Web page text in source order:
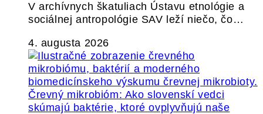
V archívnych škatuliach Ústavu etnológie a
sociálnej antropológie SAV leží niečo, čo…
4. augusta 2026
Črevný mikrobióm: Ako slovenskí vedci
skúmajú baktérie, ktoré ovplyvňujú naše